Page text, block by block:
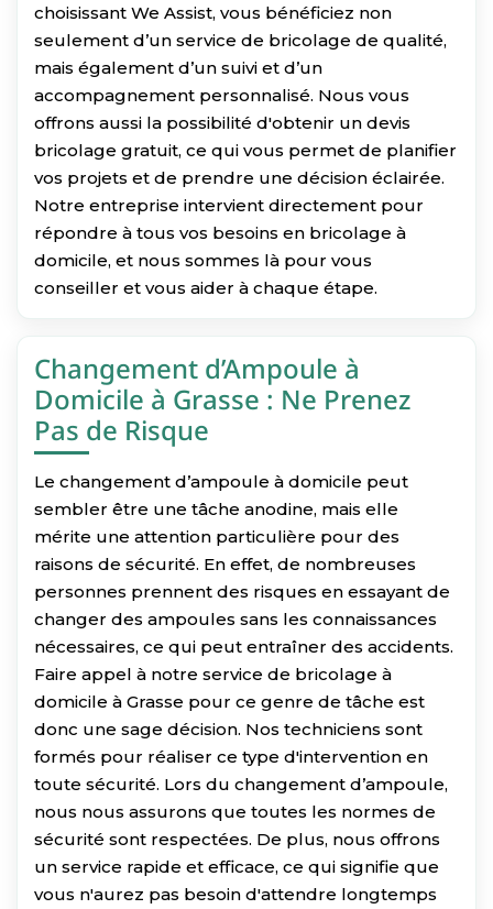
choisissant We Assist, vous bénéficiez non
seulement d’un service de bricolage de qualité,
mais également d’un suivi et d’un
accompagnement personnalisé. Nous vous
offrons aussi la possibilité d'obtenir un devis
bricolage gratuit, ce qui vous permet de planifier
vos projets et de prendre une décision éclairée.
Notre entreprise intervient directement pour
répondre à tous vos besoins en bricolage à
domicile, et nous sommes là pour vous
conseiller et vous aider à chaque étape.
Changement d’Ampoule à
Domicile à Grasse : Ne Prenez
Pas de Risque
Le changement d’ampoule à domicile peut
sembler être une tâche anodine, mais elle
mérite une attention particulière pour des
raisons de sécurité. En effet, de nombreuses
personnes prennent des risques en essayant de
changer des ampoules sans les connaissances
nécessaires, ce qui peut entraîner des accidents.
Faire appel à notre service de bricolage à
domicile à Grasse pour ce genre de tâche est
donc une sage décision. Nos techniciens sont
formés pour réaliser ce type d'intervention en
toute sécurité. Lors du changement d’ampoule,
nous nous assurons que toutes les normes de
sécurité sont respectées. De plus, nous offrons
un service rapide et efficace, ce qui signifie que
vous n'aurez pas besoin d'attendre longtemps